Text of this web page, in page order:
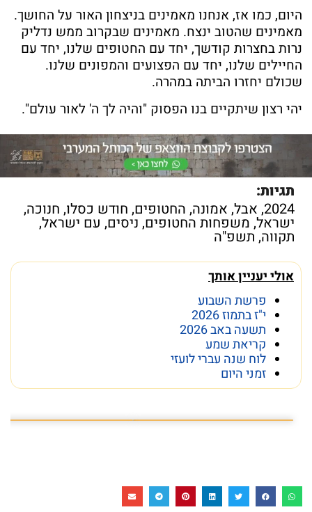
היום, כמו אז, אנחנו מאמינים בניצחון האור על החושך.
מאמינים שהטוב ינצח. מאמינים שבקרוב ממש נדליק
נרות בחצרות קודשך, יחד עם החטופים שלנו, יחד עם
החיילים שלנו, יחד עם הפצועים והמפונים שלנו.
שכולם יחזרו הביתה במהרה.
יהי רצון שיתקיים בנו הפסוק "והיה לך ה' לאור עולם".
תגיות:
2024
, אבל, אמונה, החטופים, חודש כסלו, חנוכה,
ישראל, משפחות החטופים, ניסים, עם ישראל,
תקווה, תשפ"ה
אולי יעניין אותך
פרשת השבוע
י"ז בתמוז 2026
תשעה באב 2026
קריאת שמע
לוח שנה עברי לועזי
זמני היום